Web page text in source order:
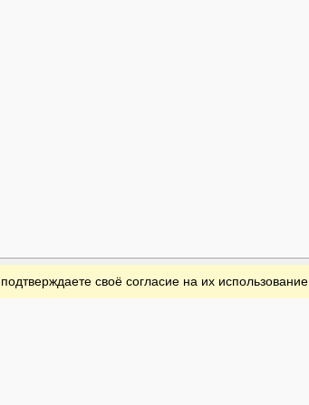
своё согласие на их использование.